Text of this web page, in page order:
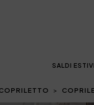
SALDI ESTIVI